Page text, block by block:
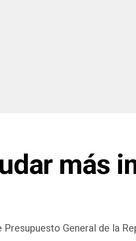
más
General de la